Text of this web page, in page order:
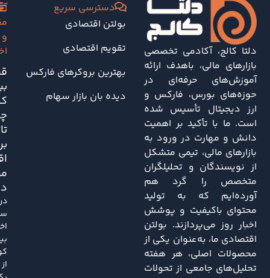
دلتا کالج، آکادمی تخصصی
بازارهای مالی، باهدف ارائه
آموزش‌های حرفه‌ای در
حوزه‌های بورس، فارکس و
ارز دیجیتال تأسیس شده
است. ما با تأکید بر اهمیت
دانش و مهارت در ورود به
بازارهای مالی، تیمی متشکل
از نویسندگان و تحلیلگران
متخصص را گرد هم
آورده‌ایم که به تولید
محتوای باکیفیت و پوشش
اخبار روز می‌پردازند. بولتن
اقتصادی ما، به‌عنوان یکی از
محصولات اصلی، هر هفته
تحلیل‌های جامعی از تحولات
دسترسی سریع
بولتن اقتصادی
تقویم اقتصادی
بهترین بروکرهای فارکس
دیده بان بازار سهام
و
بر
در
از